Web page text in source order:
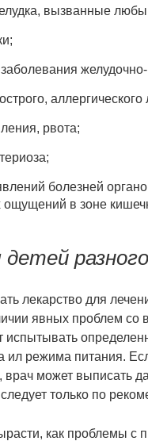
вызванные
желудочно-
аллергического
рвота;
болезней
в зоне
детей
лекарство для
явных проблем со
ил режима питания.
врач может выписать
только по
как проблемы